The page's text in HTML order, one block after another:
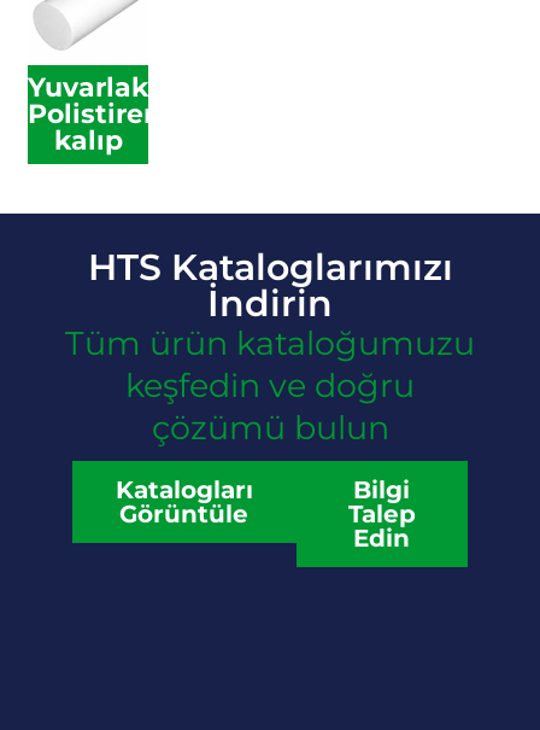
Yuvarlak
Polistiren
kalıp
HTS Kataloglarımızı
İndirin
Tüm ürün kataloğumuzu
keşfedin ve doğru
çözümü bulun
Katalogları
Görüntüle
Bilgi
Talep
Edin